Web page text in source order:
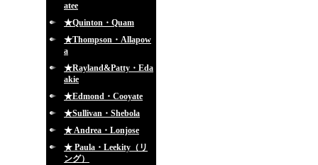
atee
★Quinton・Quam
★Thompson・Allapow
a
★Rayland&Patty・Eda
akie
★Edmond・Cooyate
★Sullivan・Shebola
★ Andrea・Lonjose
★ Paula・Leekity（リ
ング）